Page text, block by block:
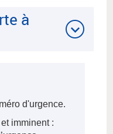
à
d'urgence.
imminent :